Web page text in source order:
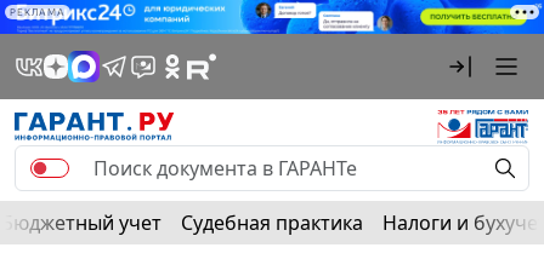
РЕКЛАМА
Бюджетный учет Судебная практика Налоги и